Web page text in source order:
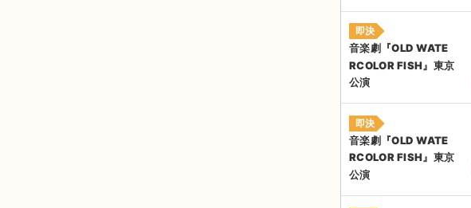
即決
音楽劇『OLD WATE
RCOLOR FISH』東京
公演
即決
音楽劇『OLD WATE
RCOLOR FISH』東京
公演